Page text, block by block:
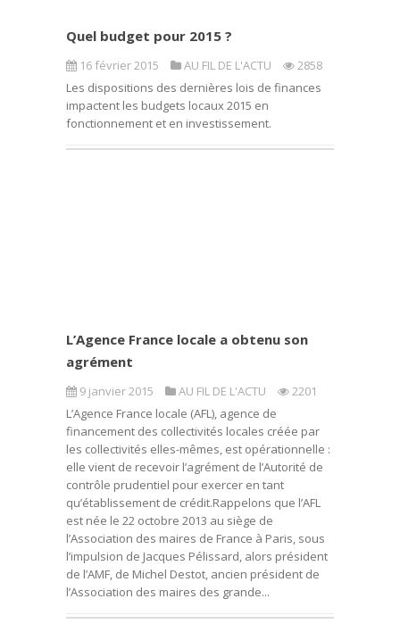
Quel budget pour 2015 ?
16 février 2015 AU FIL DE L'ACTU
2858
Les dispositions des dernières lois de finances
impactent les budgets locaux 2015 en
fonctionnement et en investissement.
L’Agence France locale a obtenu son
agrément
9 janvier 2015 AU FIL DE L'ACTU
2201
L’Agence France locale (AFL), agence de
financement des collectivités locales créée par
les collectivités elles-mêmes, est opérationnelle :
elle vient de recevoir l’agrément de l’Autorité de
contrôle prudentiel pour exercer en tant
qu’établissement de crédit.Rappelons que l’AFL
est née le 22 octobre 2013 au siège de
l’Association des maires de France à Paris, sous
l’impulsion de Jacques Pélissard, alors président
de l’AMF, de Michel Destot, ancien président de
l’Association des maires des grande...